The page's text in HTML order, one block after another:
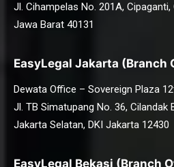
Jl. Cihampelas No. 201A,
Jawa Barat 40131
EasyLegal Jakarta (Branch
Dewata Office – Sovereign Plaza
Jl. TB Simatupang No. 36, Cilandak
Jakarta Selatan, DKI Jakarta 12430
EasyLegal Bekasi (Branch